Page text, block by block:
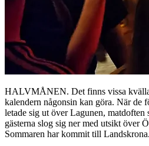
HALVMÅNEN. Det finns vissa
kalendern någonsin kan göra. När de
letade sig ut över Lagunen, matdoften
gästerna slog sig ner med utsikt över
Sommaren har kommit till Landskrona.